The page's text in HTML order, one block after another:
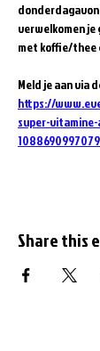
verwelkomen je
met koffie/thee
Meld je aan via
https://
super-
Share this